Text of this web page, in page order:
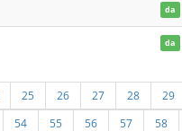
da
da
25 26 27 28 29
54 55 56 57 58